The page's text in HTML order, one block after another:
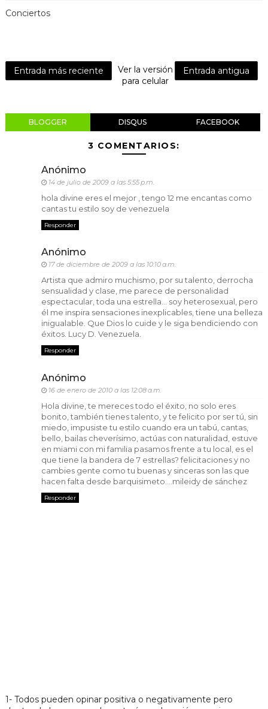
Conciertos
Entrada más reciente Entrada antigua
Ver la versión
para celular
BLOGGER DISQUS FACEBOOK
3 COMENTARIOS:
Anónimo
14 de julio de 2009 a las 5:55 p.m.
hola divine eres el mejor , tengo 12 me encantas como
cantas tu estilo soy de venezuela
Responder
Anónimo
17 de diciembre de 2009 a las 10:10 a.m.
Artista que admiro muchismo, por su talento, derrocha
sensualidad y clase, me parece de personalidad
espectacular, toda una estrella... soy heterosexual, pero
él me inspira sensaciones inexplicables, tiene una belleza
inigualable. Que Dios lo cuide y le siga bendiciendo con
éxitos. Lucy D. Venezuela.
Responder
Anónimo
16 de enero de 2010 a las 12:08 a.m.
Hola divine, te mereces todo el éxito, no solo eres
bonito, también tienes talento, y te felicito por ser tú, sin
miedo, impusiste tu estilo cuando era un tabú, cantas,
bello, bailas cheverísimo, actúas con naturalidad, estuve
en miami con mi familia pasamos frente a tu local, es el
que tiene la bandera de 7 estrellas? felicitaciones y no
cambies gente como tu buenas y sinceras son las que
hacen falta desde barquisimeto....mileidy de sánchez
Responder
1- Todos pueden opinar positiva o negativamente pero